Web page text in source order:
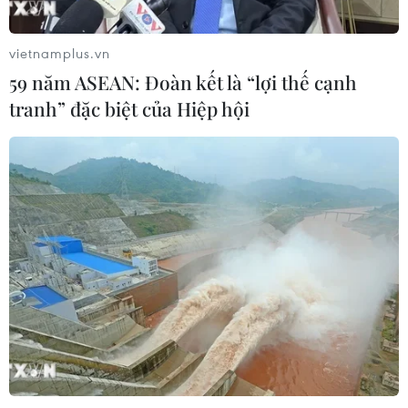
Việt từ người hiến chết não
Lâm Đồng rà soát toàn bộ cơ sở kinh
doanh thức ăn đường phố sau các vụ
ngộ độc
30/07/2026 08:24
Chẩn đoán và điều trị thành công
trường hợp mắc bệnh viêm mạch
hiếm gặp
30/07/2026 08:15
Trao tặng 10 gia đình khó khăn điều
vietnamplus.vn
59 năm ASEAN: Đoàn kết là “lợi thế cạnh
tranh” đặc biệt của Hiệp hội